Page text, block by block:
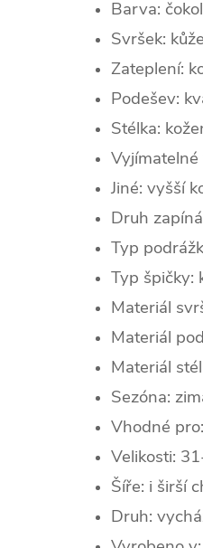
Barva:
Svršek: kůže
Zateplení:
Podešev:
Stélka:
Jiné: vyšší
Druh
Typ
Typ špičky:
Materiál
Materiál
Materiál
Sezóna:
Vhodné pro:
Velikosti:
Šíře: i širší
Druh: